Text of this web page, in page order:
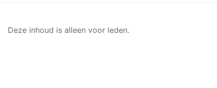
Deze inhoud is alleen voor leden.